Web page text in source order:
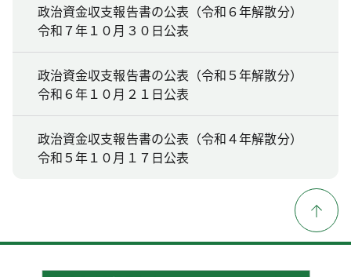
政治資金収支報告書の公表（令和６年解散分）
令和７年１０月３０日公表
政治資金収支報告書の公表（令和５年解散分）
令和６年１０月２１日公表
政治資金収支報告書の公表（令和４年解散分）
令和５年１０月１７日公表